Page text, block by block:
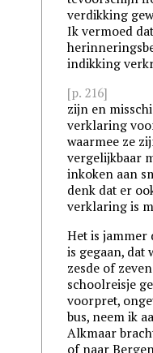
verdikking
Ik vermoed
indikking
[p. 216]
zijn en
verklaring
waarmee ze
vergelijkbaar
inkoken aan
denk dat er
verklaring is
Het is jammer
is gegaan, dat
zesde of
schoolreisje
voorpret,
bus, neem ik
Alkmaar
of naar